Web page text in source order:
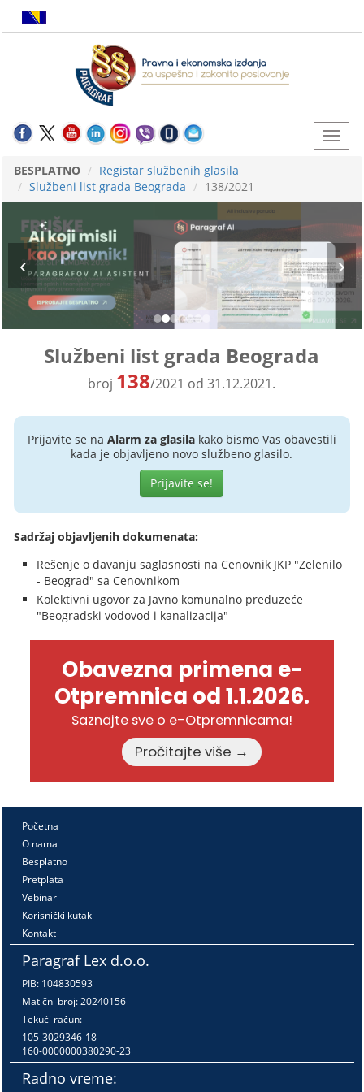
BESPLATNO
Registar službenih glasila
Službeni list grada Beograda
138/2021
Službeni list grada Beograda
broj 138/2021 od 31.12.2021.
Prijavite se na Alarm za glasilakako bismo Vas obavestili
kada je objavljeno novo službeno glasilo.
Prijavite se!
Sadržaj objavljenih dokumenata:
Rešenje o davanju saglasnosti na Cenovnik JKP "Zelenilo
- Beograd" sa Cenovnikom
Kolektivni ugovor za Javno komunalno preduzeće
"Beogradski vodovod i kanalizacija"
Obavezna primena e-
Otpremnica od 1.1.2026.
Saznajte sve o e-Otpremnicama!
Pročitajte više →
Početna
O nama
Besplatno
Pretplata
Vebinari
Korisnički kutak
Kontakt
Paragraf Lex d.o.o.
PIB: 104830593
Matični broj: 20240156
Tekući račun:
105-3029346-18
160-0000000380290-23
Radno vreme: